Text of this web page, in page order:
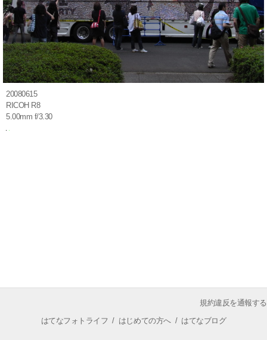
20080615
RICOH R8
5.00mm f/3.30
規約違反を通報する
はてなフォトライフ / はじめての方へ/ はてなブログ